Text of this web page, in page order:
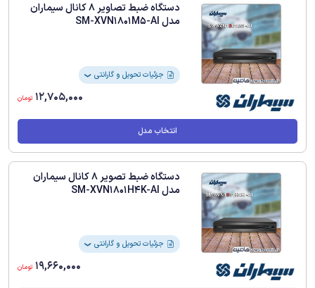
دستگاه ضبط تصاویر 8 کانال سیماران
مدل SM-XVN1801M5-AI
جزئیات تحویل و گارانتی ❯
12,705,000 تومان
انتخاب مدل
دستگاه ضبط تصویر 8 کانال سیماران
مدل SM-XVN1801H4K-AI
جزئیات تحویل و گارانتی ❯
19,660,000 تومان